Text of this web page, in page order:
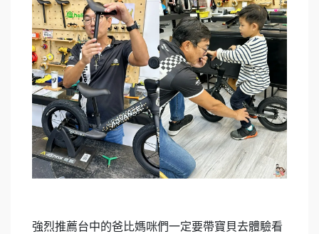
強烈推薦台中的爸比媽咪們一定要帶寶貝去體驗看